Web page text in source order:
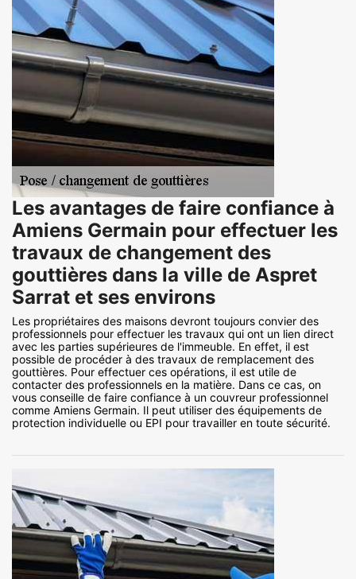
Les avantages de faire confiance à
Amiens Germain pour effectuer les
travaux de changement des
gouttières dans la ville de Aspret
Sarrat et ses environs
Les propriétaires des maisons devront toujours convier des
professionnels pour effectuer les travaux qui ont un lien direct
avec les parties supérieures de l'immeuble. En effet, il est
possible de procéder à des travaux de remplacement des
gouttières. Pour effectuer ces opérations, il est utile de
contacter des professionnels en la matière. Dans ce cas, on
vous conseille de faire confiance à un couvreur professionnel
comme Amiens Germain. Il peut utiliser des équipements de
protection individuelle ou EPI pour travailler en toute sécurité.